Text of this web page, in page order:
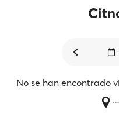
No se han encontrado